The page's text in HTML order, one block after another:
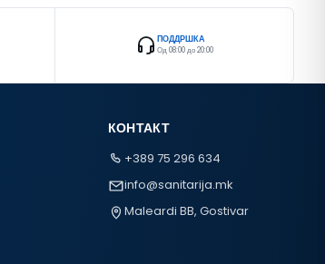
ПОДДРШКА
Од 08:00 до 20:00
КОНТАКТ
+389 75 296 634
info@sanitarija.mk
Maleardi BB, Gostivar